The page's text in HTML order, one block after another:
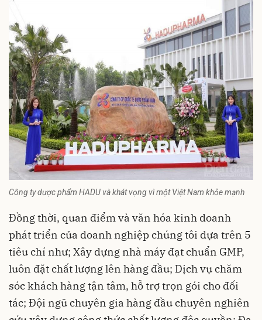
Công ty dược phẩm HADU và khát vọng vì một Việt Nam khỏe mạnh
Đồng thời, quan điểm và văn hóa kinh doanh
phát triển của doanh nghiệp chúng tôi dựa trên 5
tiêu chí như; Xây dựng nhà máy đạt chuẩn GMP,
luôn đặt chất lượng lên hàng đầu; Dịch vụ chăm
sóc khách hàng tận tâm, hỗ trợ trọn gói cho đối
tác; Đội ngũ chuyên gia hàng đầu chuyên nghiên